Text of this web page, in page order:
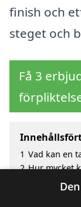
finish och
steget och
Få 3
1 Vad kan en
2 Hur mycket
Fördelar
Sök efter